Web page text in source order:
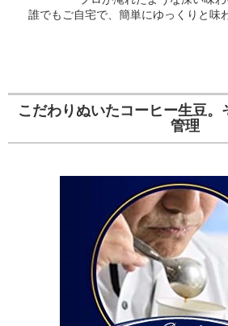
誰でもご自宅で、簡単にゆっくりと味
こだわりぬいたコーヒー生豆。
管理